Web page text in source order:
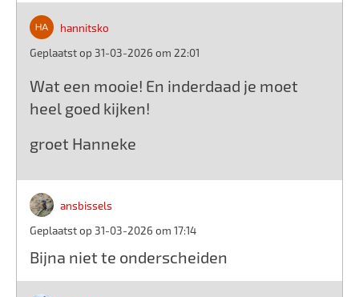
hannitsko
Geplaatst op 31-03-2026 om 22:01
Wat een mooie! En inderdaad je moet
heel goed kijken!
groet Hanneke
ansbissels
Geplaatst op 31-03-2026 om 17:14
Bijna niet te onderscheiden